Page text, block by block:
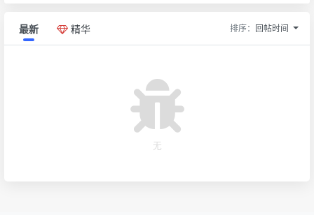
最新 精华 排序： 回帖时间
无